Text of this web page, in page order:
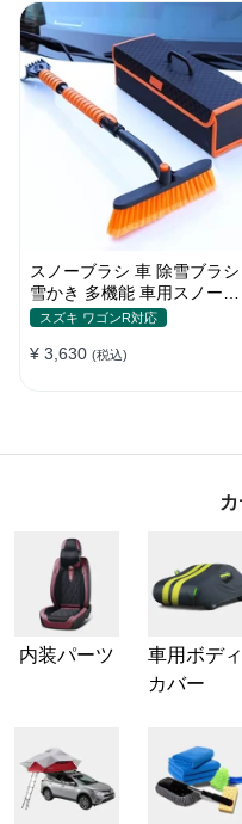
スノーブラシ 車 除雪ブラシ
雪かき 多機能 車用スノーブ
ラシ アイススクレーパー 伸
車用 霜取り 雪対策
スズキ ワゴンR対応
¥ 3,630 (税込)
内装パーツ
車用ボディ
カバー